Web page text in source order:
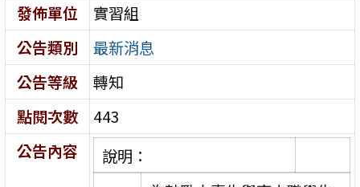
發佈單位
實習組
公告類別
最新消息
公告等級
轉知
點閱次數
443
公告內容
說明：